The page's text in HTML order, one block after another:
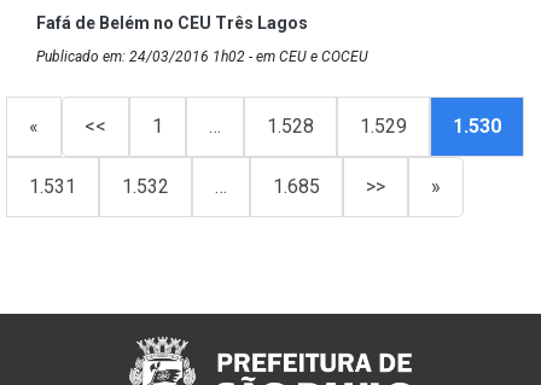
Fafá de Belém no CEU Três Lagos
Publicado em: 24/03/2016 1h02 - em CEU e COCEU
« << 1 … 1.528 1.529 1.530
1.531 1.532 … 1.685 >> »